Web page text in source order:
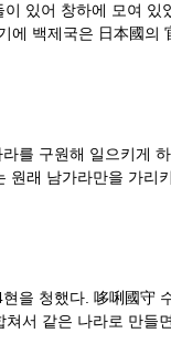
있어 창하에 모여
에 백제국은 日本國
구원해 일으키게
래 남가라만을 가
을 청했다. 哆唎國
서 같은 나라로 만